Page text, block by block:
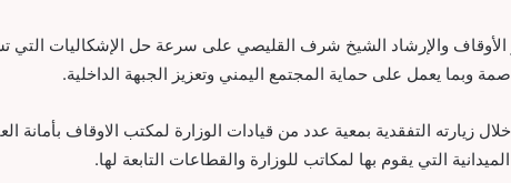
والإرشاد الشيخ شرف القليصي على سرعة حل الإشكاليات التي
وبما يعمل على حماية المجتمع اليمني وتعزيز الجبهة الداخلية.
زيارته التفقدية بمعية عدد من قيادات الوزارة لمكتب الاوقاف بأمانة
التي يقوم بها لمكاتب للوزارة والقطاعات التابعة لها.